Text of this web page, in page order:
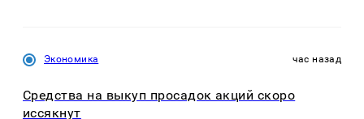
Экономика час назад
Средства на выкуп просадок акций скоро
иссякнут